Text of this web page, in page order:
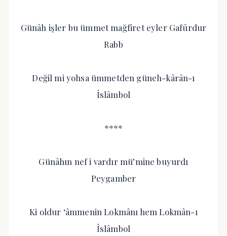
Günâh işler bu ümmet mağfiret eyler Gafûrdur
Rabb
Değil mi yohsa ümmetden güneh-kârân-ı
İslâmbol
****
Günâhın nef i vardır mü’mine buyurdı
Peygamber
Ki oldur ‘âmmenin Lokmânı hem Lokmân-ı
İslâmbol